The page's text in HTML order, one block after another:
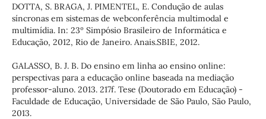
DOTTA, S. BRAGA, J. PIMENTEL, E. Condução de aulas
síncronas em sistemas de webconferência multimodal e
multimídia. In: 23º Simpósio Brasileiro de Informática e
Educação, 2012, Rio de Janeiro. Anais.SBIE, 2012.
GALASSO, B. J. B. Do ensino em linha ao ensino online:
perspectivas para a educação online baseada na mediação
professor-aluno. 2013. 217f. Tese (Doutorado em Educação) -
Faculdade de Educação, Universidade de São Paulo, São Paulo,
2013.